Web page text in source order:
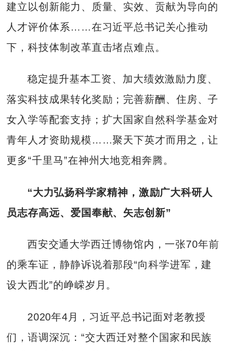
建立以创新能力、质量、实效、贡献为导向的
人才评价体系……在习近平总书记关心推动
下，科技体制改革直击堵点难点。
稳定提升基本工资、加大绩效激励力度、
落实科技成果转化奖励；完善薪酬、住房、子
女入学等配套支持；扩大国家自然科学基金对
青年人才资助规模……聚天下英才而用之，让
更多“千里马”在神州大地竞相奔腾。
“大力弘扬科学家精神，激励广大科研人
员志存高远、爱国奉献、矢志创新”
西安交通大学西迁博物馆内，一张70年前
的乘车证，静静诉说着那段“向科学进军，建
设大西北”的峥嵘岁月。
2020年4月，习近平总书记面对老教授
们，语调深沉：“交大西迁对整个国家和民族